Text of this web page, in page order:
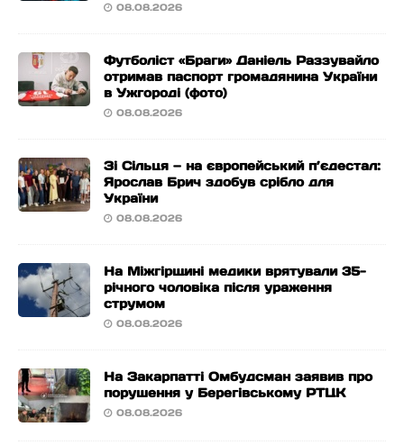
08.08.2026
Футболіст «Браги» Даніель Раззувайло
отримав паспорт громадянина України
в Ужгороді (фото)
08.08.2026
Зі Сільця — на європейський п’єдестал:
Ярослав Брич здобув срібло для
України
08.08.2026
На Міжгірщині медики врятували 35-
річного чоловіка після ураження
струмом
08.08.2026
На Закарпатті Омбудсман заявив про
порушення у Берегівському РТЦК
08.08.2026